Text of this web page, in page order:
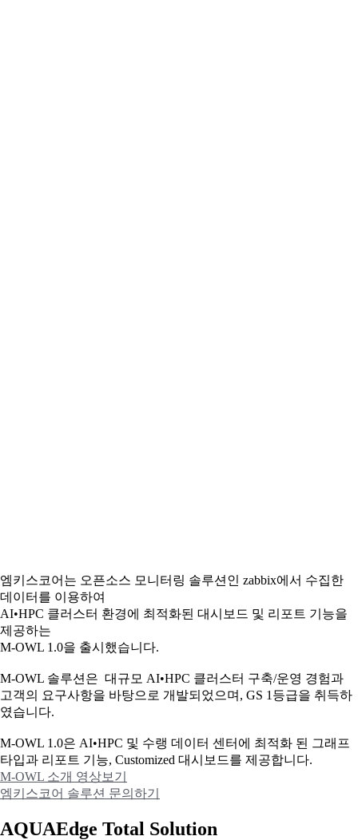
엠키스코어는 오픈소스 모니터링 솔루션인 zabbix에서 수집한
데이터를 이용하여
AI•HPC 클러스터 환경에 최적화된 대시보드 및 리포트 기능을
제공하는
M-OWL 1.0을 출시했습니다.
M-OWL 솔루션은 대규모 AI•HPC 클러스터 구축/운영 경험과
고객의 요구사항을 바탕으로 개발되었으며, GS 1등급을 취득하
였습니다.
M-OWL 1.0은 AI•HPC 및 수랭 데이터 센터에 최적화 된 그래프
타입과 리포트 기능, Customized 대시보드를 제공합니다.
M-OWL 소개 영상보기
엠키스코어 솔루션 문의하기
AQUAEdge Total Solution